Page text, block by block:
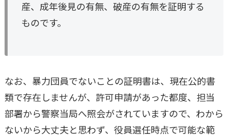
産、成年後見の有無、破産の有無を証明する
ものです。
なお、暴力団員でないことの証明書は、現在公的書
類で存在しませんが、許可申請があった都度、担当
部署から警察当局へ照会がされていますので、わから
ないから大丈夫と思わず、役員選任時点で可能な範